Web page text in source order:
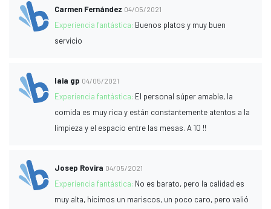
Carmen Fernández 04/05/2021
Experiencia fantástica: Buenos platos y muy buen
servicio
laia gp 04/05/2021
Experiencia fantástica: El personal súper amable, la
comida es muy rica y están constantemente atentos a la
limpieza y el espacio entre las mesas. A 10 !!
Josep Rovira 04/05/2021
Experiencia fantástica: No es barato, pero la calidad es
muy alta, hicimos un mariscos, un poco caro, pero valió